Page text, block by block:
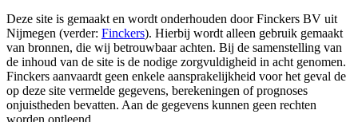
Deze site is gemaakt en wordt onderhouden door Finckers BV uit
Nijmegen (verder: Finckers). Hierbij wordt alleen gebruik gemaakt
van bronnen, die wij betrouwbaar achten. Bij de samenstelling van
de inhoud van de site is de nodige zorgvuldigheid in acht genomen.
Finckers aanvaardt geen enkele aansprakelijkheid voor het geval de
op deze site vermelde gegevens, berekeningen of prognoses
onjuistheden bevatten. Aan de gegevens kunnen geen rechten